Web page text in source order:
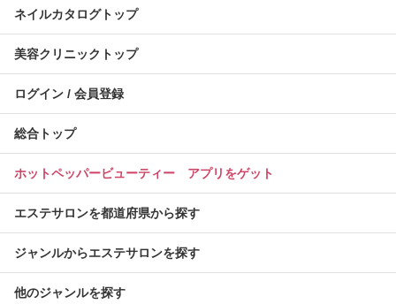
ネイルカタログトップ
美容クリニックトップ
ログイン / 会員登録
総合トップ
ホットペッパービューティー アプリをゲット
エステサロンを都道府県から探す
ジャンルからエステサロンを探す
他のジャンルを探す